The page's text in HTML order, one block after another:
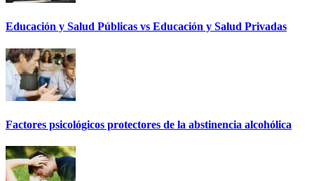
Educación y Salud Públicas vs Educación y Salud Privadas
Factores psicológicos protectores de la abstinencia alcohólica